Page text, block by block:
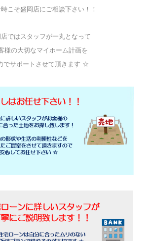
こそ盛岡店にご相談下さい！！
ではスタッフが一丸となって
様の大切なマイホーム計画を
でサポートさせて頂きます ☆